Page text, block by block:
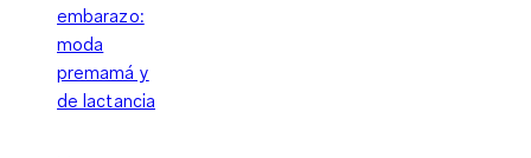
embarazo:
moda
premamá y
de lactancia